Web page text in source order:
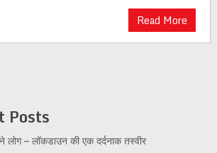
Read More
Posts
लोग – लॉकडाउन की एक दर्दनाक तस्वीर